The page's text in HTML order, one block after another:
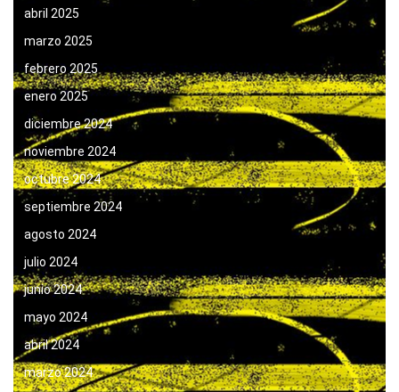
abril 2025
marzo 2025
febrero 2025
enero 2025
diciembre 2024
noviembre 2024
octubre 2024
septiembre 2024
agosto 2024
julio 2024
junio 2024
mayo 2024
abril 2024
marzo 2024